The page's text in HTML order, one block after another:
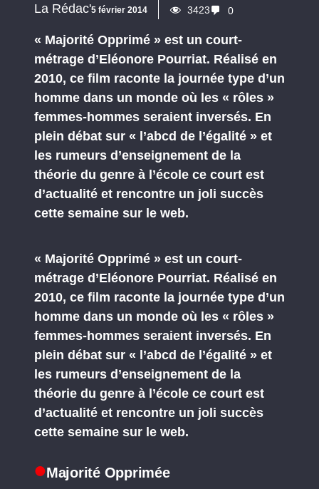
La Rédac'5 février 2014 3423 0
« Majorité Opprimé » est un court-
métrage d’Eléonore Pourriat. Réalisé en
2010, ce film raconte la journée type d’un
homme dans un monde où les « rôles »
femmes-hommes seraient inversés. En
plein débat sur « l’abcd de l’égalité » et
les rumeurs d’enseignement de la
théorie du genre à l’école ce court est
d’actualité et rencontre un joli succès
cette semaine sur le web.
« Majorité Opprimé » est un court-
métrage d’Eléonore Pourriat. Réalisé en
2010, ce film raconte la journée type d’un
homme dans un monde où les « rôles »
femmes-hommes seraient inversés. En
plein débat sur « l’abcd de l’égalité » et
les rumeurs d’enseignement de la
théorie du genre à l’école ce court est
d’actualité et rencontre un joli succès
cette semaine sur le web.
Majorité Opprimée